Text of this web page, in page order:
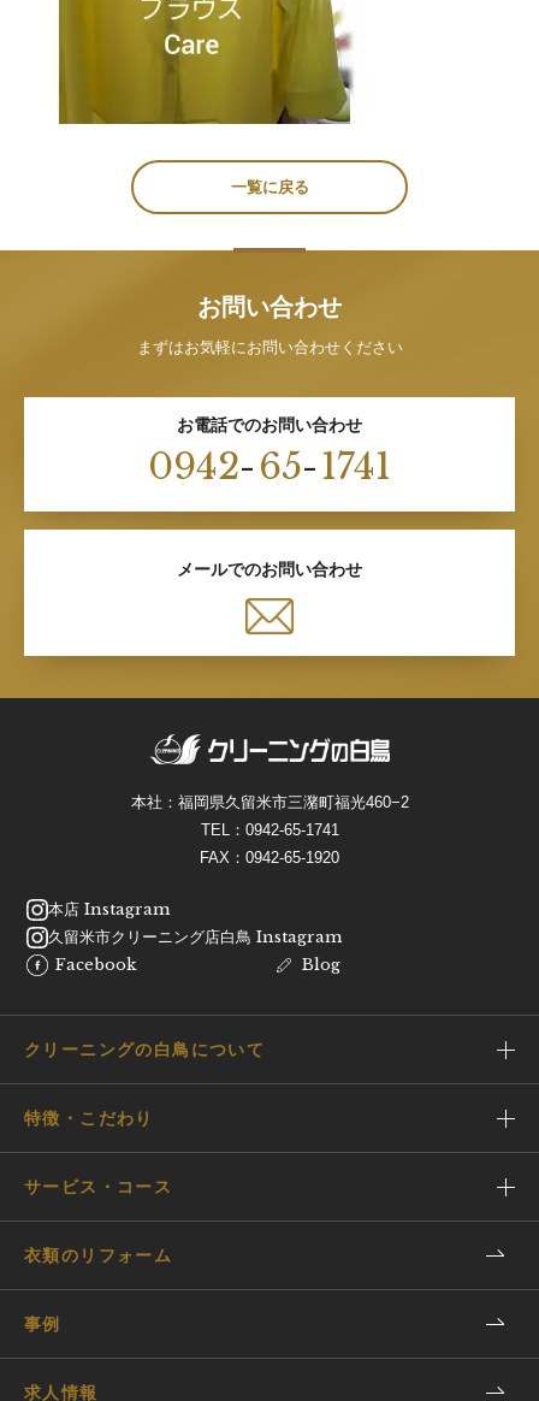
一覧に戻る
お問い合わせ
まずはお気軽にお問い合わせください
お電話でのお問い合わせ
0942-65-1741
メールでのお問い合わせ
本社：福岡県久留米市三潴町福光460−2
TEL： 0942-65-1741
FAX：0942-65-1920
本店 Instagram
久留米市クリーニング店白鳥 Instagram
Facebook
Blog
クリーニングの白鳥について
特徴・こだわり
サービス・コース
衣類のリフォーム
事例
求人情報